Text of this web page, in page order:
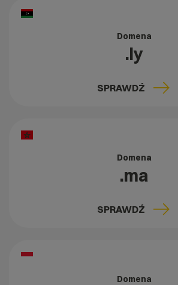
Domena
.ly
SPRAWDŹ
Domena
.ma
SPRAWDŹ
Domena